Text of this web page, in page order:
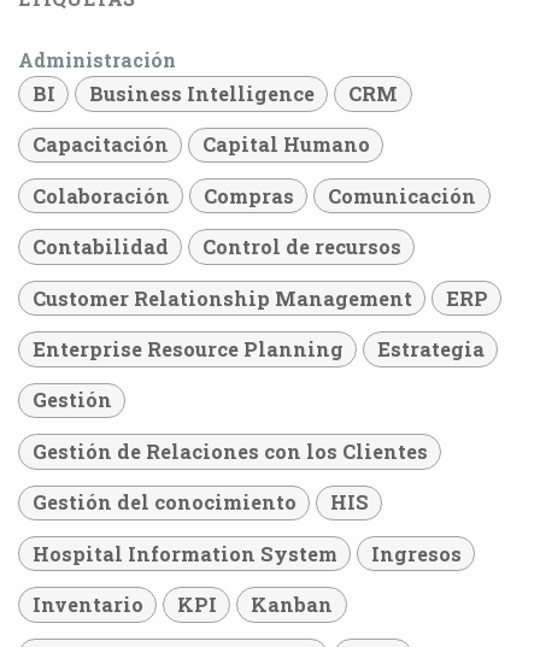
Administración
BI
Business Intelligence CRM
Capacitación Capital Humano
Colaboración Compras Comunicación
Contabilidad Control de recursos
Customer Relationship Management ERP
Enterprise Resource Planning Estrategia
Gestión
Gestión de Relaciones con los Clientes
Gestión del conocimiento HIS
Hospital Information System Ingresos
Inventario KPI Kanban